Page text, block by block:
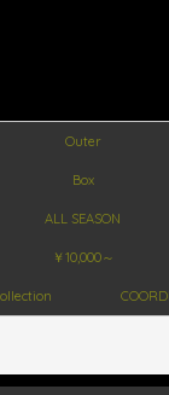
Outer
Box
ALL SEASON
￥10,000～